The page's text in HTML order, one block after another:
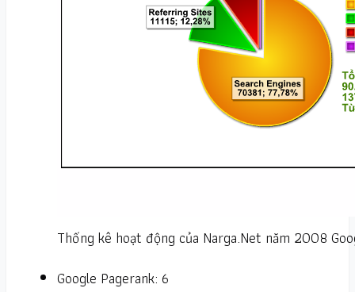
Thống kê hoạt động của Narga.Net năm 2008
Google Pagerank: 6